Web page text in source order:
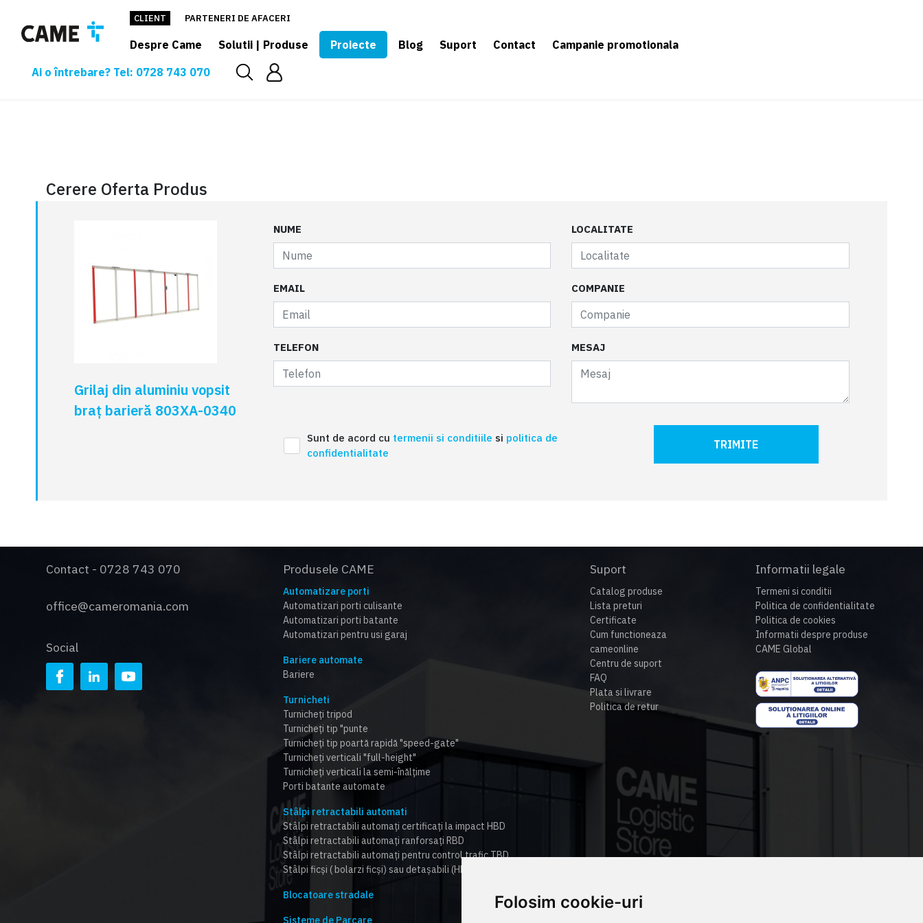
Folosim cookie-uri
CLIENT PARTENERI DE AFACERI
Despre Came Solutii | Produse Proiecte Blog Suport Contact
Campanie promotionala
Ai o întrebare? Tel: 0728 743 070
Cerere Oferta Produs
Grilaj din aluminiu vopsit
braț barieră 803XA-0340
NUME
EMAIL
TELEFON
LOCALITATE
COMPANIE
MESAJ
Sunt de acord cu termenii si conditiile si politica de
confidentialitate
TRIMITE
Contact - 0728 743 070
office@cameromania.com
Social
Produsele CAME
Automatizare porti
Automatizari porti culisante
Automatizari porti batante
Automatizari pentru usi garaj
Bariere automate
Bariere
Turnicheti
Turnicheți tripod
Turnicheți tip "punte
Turnicheți tip poartă rapidă "speed-gate"
Turnicheți verticali "full-height"
Turnicheți verticali la semi-înălțime
Porti batante automate
Stâlpi retractabili automati
Stâlpi retractabili automați certificați la impact HBD
Stâlpi retractabili automați ranforsați RBD
Stâlpi retractabili automați pentru control trafic TBD
Stâlpi ficși ( bolarzi ficși) sau detașabili (HBD,RBD,TBD)
Blocatoare stradale
Sisteme de Parcare
Suport
Catalog produse
Lista preturi
Certificate
Cum functioneaza
cameonline
Centru de suport
FAQ
Plata si livrare
Politica de retur
Informatii legale
Termeni si conditii
Politica de confidentialitate
Politica de cookies
Informatii despre produse
CAME Global